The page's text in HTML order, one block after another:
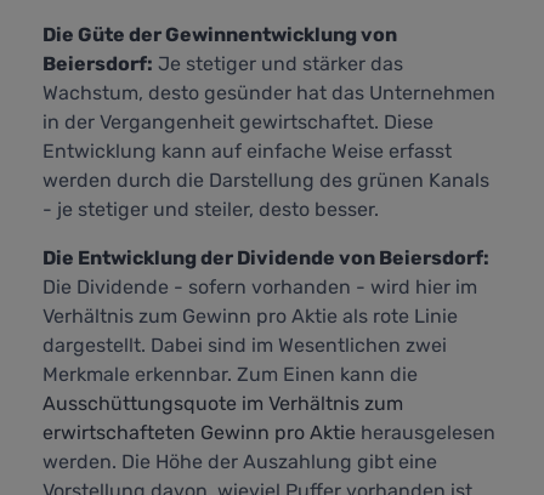
Die Güte der Gewinnentwicklung von
Beiersdorf: Je stetiger und stärker das
Wachstum, desto gesünder hat das Unternehmen
in der Vergangenheit gewirtschaftet. Diese
Entwicklung kann auf einfache Weise erfasst
werden durch die Darstellung des grünen Kanals
- je stetiger und steiler, desto besser.
Die Entwicklung der Dividende von Beiersdorf:
Die Dividende - sofern vorhanden - wird hier im
Verhältnis zum Gewinn pro Aktie als rote Linie
dargestellt. Dabei sind im Wesentlichen zwei
Merkmale erkennbar. Zum Einen kann die
Ausschüttungsquote im Verhältnis zum
erwirtschafteten Gewinn pro Aktie herausgelesen
werden. Die Höhe der Auszahlung gibt eine